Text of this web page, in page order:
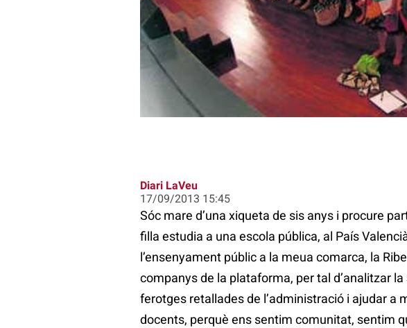
Diari LaVeu
17/09/2013 15:45
Sóc mare d’una xiqueta de sis anys i procure
filla estudia a una escola pública, al País
l’ensenyament públic a la meua comarca, la
companys de la plataforma, per tal d’analitzar
ferotges retallades de l’administració i ajudar a
docents, perquè ens sentim comunitat, sentim